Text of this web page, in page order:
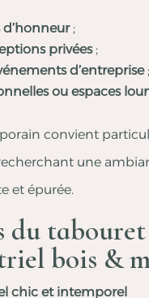
;
privées;
d’entreprise;
ou espaces
convient
une
et épurée.
du
bois &
chic et intemporel